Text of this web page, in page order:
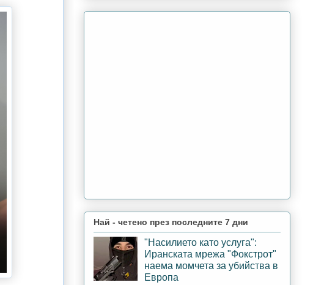
Най - четено през последните 7 дни
"Насилието като услуга":
Иранската мрежа "Фокстрот"
наема момчета за убийства в
Европа